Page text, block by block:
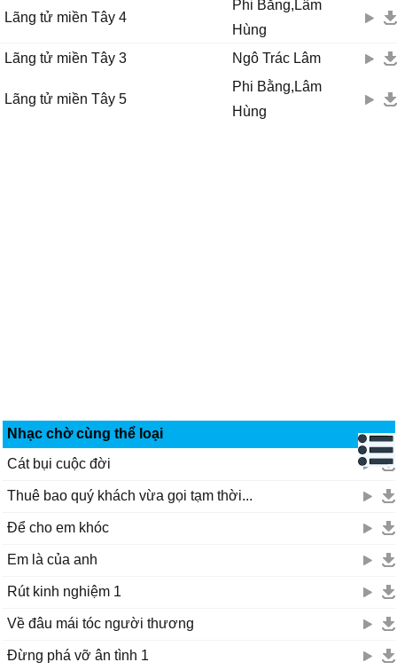
Lãng tử miền Tây 4
Phi Bằng,Lâm
Hùng
Lãng tử miền Tây 3
Ngô Trác Lâm
Lãng tử miền Tây 5
Phi Bằng,Lâm
Hùng
Nhạc chờ cùng thể loại
Cát bụi cuộc đời
Thuê bao quý khách vừa gọi tạm thời...
Để cho em khóc
Em là của anh
Rút kinh nghiệm 1
Về đâu mái tóc người thương
Đừng phá vỡ ân tình 1